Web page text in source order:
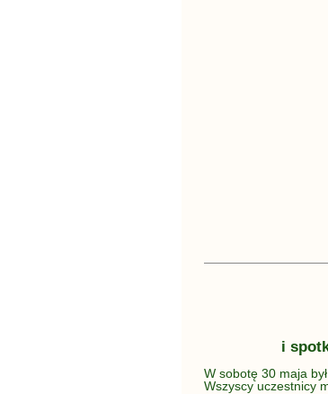
i
W sobotę 30 maja
Wszyscy uczestnicy